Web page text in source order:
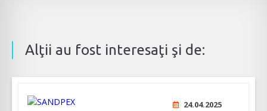
Alţii au fost interesaţi şi de:
24.04.2025